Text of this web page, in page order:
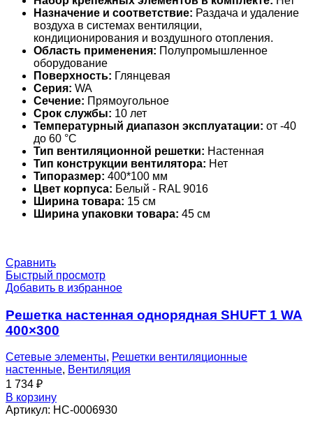
Назначение и соответствие: Раздача и удаление
воздуха в системах вентиляции,
кондиционирования и воздушного отопления.
Область применения: Полупромышленное
оборудование
Поверхность: Глянцевая
Серия: WA
Сечение: Прямоугольное
Срок службы: 10 лет
Температурный диапазон эксплуатации: от -40
до 60 °С
Тип вентиляционной решетки: Настенная
Тип конструкции вентилятора: Нет
Типоразмер: 400*100 мм
Цвет корпуса: Белый - RAL 9016
Ширина товара: 15 см
Ширина упаковки товара: 45 см
Сравнить
Быстрый просмотр
Добавить в избранное
Решетка настенная однорядная SHUFT 1 WA
400×300
Сетевые элементы, Решетки вентиляционные
настенные, Вентиляция
1 734 ₽
В корзину
Артикул: НС-0006930